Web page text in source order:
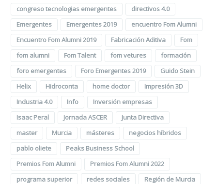
congreso tecnologias emergentes
directivos 4.0
Emergentes
Emergentes 2019
encuentro Fom Alumni
Encuentro Fom Alumni 2019
Fabricación Aditiva
Fom
fom alumni
Fom Talent fom vetures
formación
foro emergentes
Foro Emergentes 2019
Guido Stein
Helix
Hidroconta home doctor
Impresión 3D
Industria 4.0
Info
Inversión empresas
Isaac Peral
Jornada ASCER
Junta Directiva
master
Murcia másteres
negocios híbridos
pablo oliete
Peaks Business School
Premios Fom Alumni
Premios Fom Alumni 2022
programa superior
redes sociales
Región de Murcia